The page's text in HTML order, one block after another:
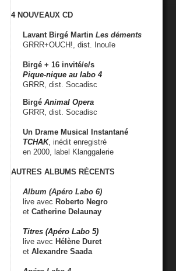
4 NOUVEAUX CD
Lavant Birgé Martin Les déments
GRRR+OUCH!, dist. Inouïe
Birgé + 16 invité/e/s
Pique-nique au labo 4
GRRR, dist. Socadisc
Birgé Animal Opera
GRRR, dist. Socadisc
Un Drame Musical Instantané
TCHAK, inédit enregistré
en 2000, label Klanggalerie
AUTRES ALBUMS RÉCENTS
Album (Apéro Labo 6)
live avec Roberto Negro
et Catherine Delaunay
Titres (Apéro Labo 5)
live avec Hélène Duret
et Alexandre Saada